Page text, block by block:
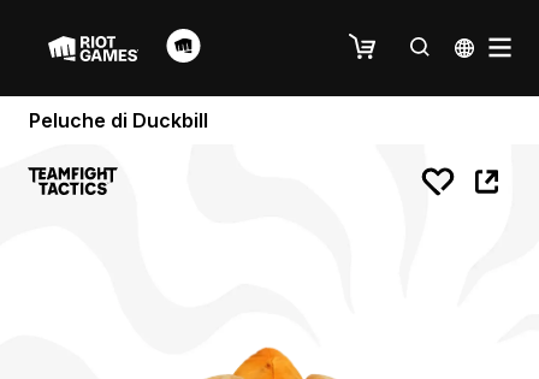
Peluche di Duckbill